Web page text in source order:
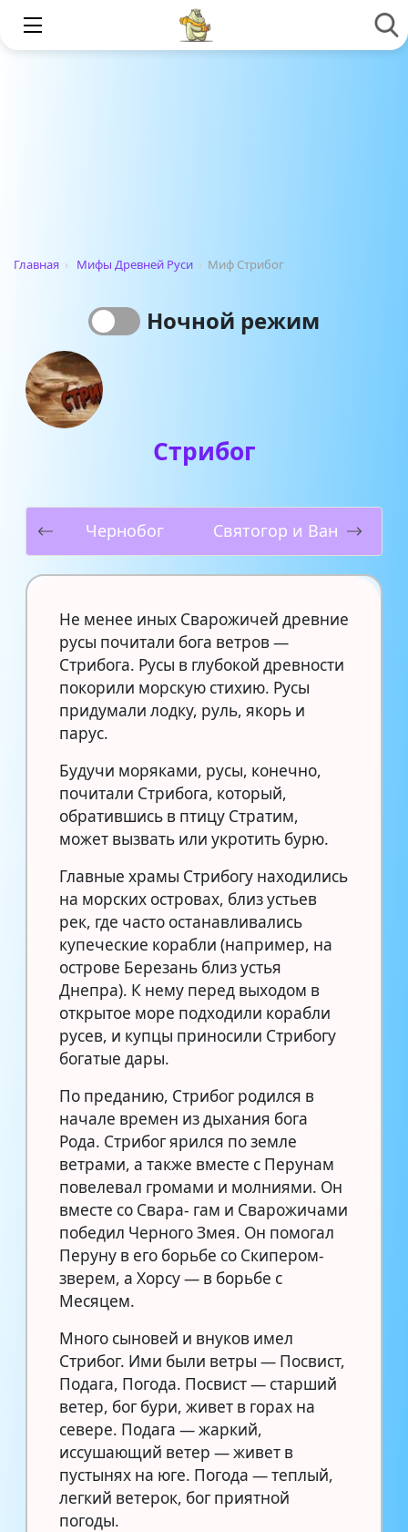
Главная › Мифы Древней Руси › Миф Стрибог
Ночной режим
Стрибог
Чернобог Святогор и Ван
Hе менее иных Сварожичей древние
русы почитали бога ветров —
Стрибога. Русы в глубокой древности
покорили морскую стихию. Русы
придумали лодку, руль, якорь и
парус.
Будучи моряками, русы, конечно,
почитали Стрибога, который,
обратившись в птицу Стратим,
может вызвать или укротить бурю.
Главные храмы Стрибогу находились
на морских островах, близ устьев
рек, где часто останавливались
купеческие корабли (например, на
острове Березань близ устья
Днепра). К нему перед выходом в
открытое море подходили корабли
русев, и купцы приносили Стрибогу
богатые дары.
По преданию, Стрибог родился в
начале времен из дыхания бога
Рода. Стрибог ярился по земле
ветрами, а также вместе с Перунам
повелевал громами и молниями. Он
вместе со Свара- гам и Сварожичами
победил Черного Змея. Он помогал
Перуну в его борьбе со Скипером-
зверем, а Хорсу — в борьбе с
Месяцем.
Много сыновей и внуков имел
Стрибог. Ими были ветры — Посвист,
Подага, Погода. Посвист — старший
ветер, бог бури, живет в горах на
севере. Подага — жаркий,
иссушающий ветер — живет в
пустынях на юге. Погода — теплый,
легкий ветерок, бог приятной
погоды.